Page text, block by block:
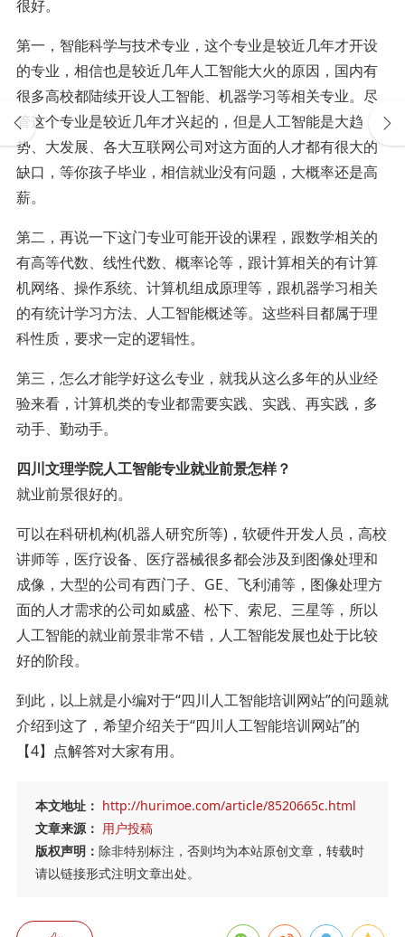
很好。
第一，智能科学与技术专业，这个专业是较近几年才开设
的专业，相信也是较近几年人工智能大火的原因，国内有
很多高校都陆续开设人工智能、机器学习等相关专业。尽
管这个专业是较近几年才兴起的，但是人工智能是大趋
势、大发展、各大互联网公司对这方面的人才都有很大的
缺口，等你孩子毕业，相信就业没有问题，大概率还是高
薪。
第二，再说一下这门专业可能开设的课程，跟数学相关的
有高等代数、线性代数、概率论等，跟计算相关的有计算
机网络、操作系统、计算机组成原理等，跟机器学习相关
的有统计学习方法、人工智能概述等。这些科目都属于理
科性质，要求一定的逻辑性。
第三，怎么才能学好这么专业，就我从这么多年的从业经
验来看，计算机类的专业都需要实践、实践、再实践，多
动手、勤动手。
四川文理学院人工智能专业就业前景怎样？
就业前景很好的。
可以在科研机构(机器人研究所等)，软硬件开发人员，高校
讲师等，医疗设备、医疗器械很多都会涉及到图像处理和
成像，大型的公司有西门子、GE、飞利浦等，图像处理方
面的人才需求的公司如威盛、松下、索尼、三星等，所以
人工智能的就业前景非常不错，人工智能发展也处于比较
好的阶段。
到此，以上就是小编对于“四川人工智能培训网站”的问题就
介绍到这了，希望介绍关于“四川人工智能培训网站”的
【4】点解答对大家有用。
本文地址： http://hurimoe.com/article/8520665c.html
文章来源： 用户投稿
版权声明： 除非特别标注，否则均为本站原创文章，转载时
请以链接形式注明文章出处。